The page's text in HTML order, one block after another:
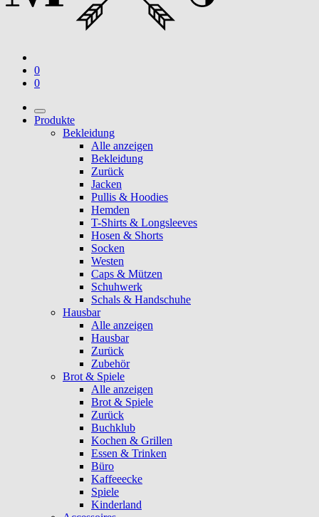
0
0
Produkte
Bekleidung
Alle anzeigen
Bekleidung
Zurück
Jacken
Pullis & Hoodies
Hemden
T-Shirts & Longsleeves
Hosen & Shorts
Socken
Westen
Caps & Mützen
Schuhwerk
Schals & Handschuhe
Hausbar
Alle anzeigen
Hausbar
Zurück
Zubehör
Brot & Spiele
Alle anzeigen
Brot & Spiele
Zurück
Buchklub
Kochen & Grillen
Essen & Trinken
Büro
Kaffeeecke
Spiele
Kinderland